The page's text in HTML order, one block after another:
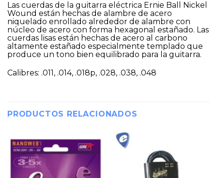
Las cuerdas de la guitarra eléctrica Ernie Ball Nickel
Wound están hechas de alambre de acero
niquelado enrollado alrededor de alambre con
núcleo de acero con forma hexagonal estañado. Las
cuerdas lisas están hechas de acero al carbono
altamente estañado especialmente templado que
produce un tono bien equilibrado para la guitarra.
Calibres: .011, .014, .018p, .028, .038, .048
PRODUCTOS RELACIONADOS